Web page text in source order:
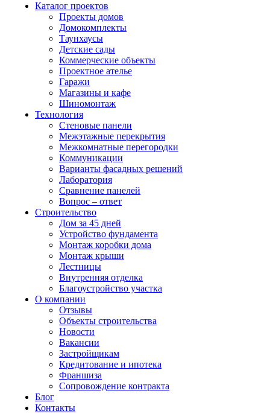
Каталог проектов
Проекты домов
Домокомплекты
Таунхаусы
Детские сады
Коммерческие объекты
Проектное ателье
Гаражи
Магазины и кафе
Шиномонтаж
Технология
Стеновые панели
Межэтажные перекрытия
Межкомнатные перегородки
Коммуникации
Варианты фасадных решений
Лаборатория
Сравнение панелей
Вопрос – ответ
Строительство
Дом за 45 дней
Устройство фундамента
Монтаж коробки дома
Монтаж крыши
Лестницы
Внутренняя отделка
Благоустройство участка
О компании
Отзывы
Объекты строительства
Новости
Вакансии
Застройщикам
Кредитование и ипотека
Франшиза
Сопровождение контракта
Блог
Контакты